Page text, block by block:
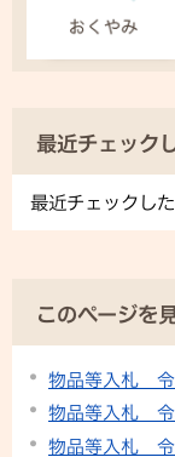
最近チェック
最近チェックし
このページを
物品等入札 令
物品等入札 令
物品等入札 令